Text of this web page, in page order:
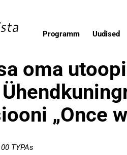
Programm Uudised
oma
„Once
TYPAs